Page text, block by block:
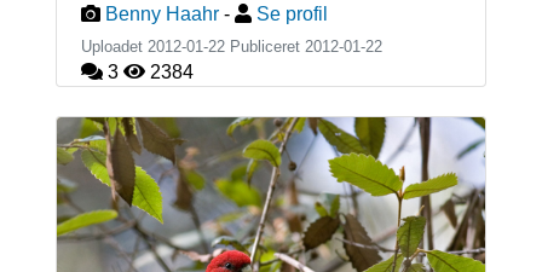
Benny Haahr - Se profil
Uploadet 2012-01-22 Publiceret 2012-01-22
3 2384